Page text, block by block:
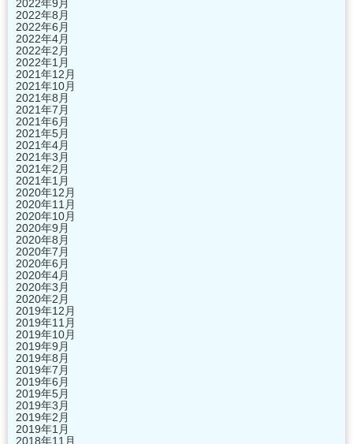
2022年9月
2022年8月
2022年6月
2022年4月
2022年2月
2022年1月
2021年12月
2021年10月
2021年8月
2021年7月
2021年6月
2021年5月
2021年4月
2021年3月
2021年2月
2021年1月
2020年12月
2020年11月
2020年10月
2020年9月
2020年8月
2020年7月
2020年6月
2020年4月
2020年3月
2020年2月
2019年12月
2019年11月
2019年10月
2019年9月
2019年8月
2019年7月
2019年6月
2019年5月
2019年3月
2019年2月
2019年1月
2018年11月